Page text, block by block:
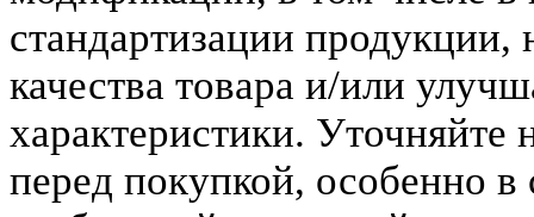
стандартизации
качества товара и/или
характеристики.
перед покупкой, особенно